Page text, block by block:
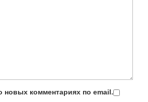
новых комментариях по email.